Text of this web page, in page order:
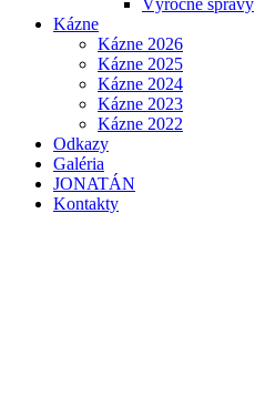
Výročné správy
Kázne
Kázne 2026
Kázne 2025
Kázne 2024
Kázne 2023
Kázne 2022
Odkazy
Galéria
JONATÁN
Kontakty